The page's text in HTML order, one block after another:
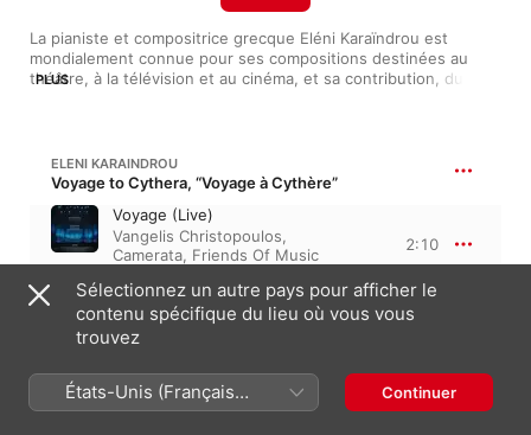
La pianiste et compositrice grecque Eléni Karaïndrou est
mondialement connue pour ses compositions destinées au
théâtre, à la télévision et au cinéma, et sa contribution, durant
les anciennes formes instrumentales et vocales ainsi que la
tradition musicale grecque, avec notamment une utilisation
curiosité, elle multiplie les collaborations au-delà de la sphère
classique — notamment dans le jazz —, assemblant une œuvre
audacieuse et inclassable.
PLUS
ELENI KARAINDROU
Voyage to Cythera, “Voyage à Cythère”
Voyage (Live)
Vangelis Christopoulos,
Camerata, Friends Of Music
2:10
KARAINDROU: TOUS DES OISEAUX
The Wind of War
Argyro Seira,Savina Yannatou
Giorgos Kontoyannis,Camerata
2:51
Sélectionnez un autre pays pour afficher le
contenu spécifique du lieu où vous vous
trouvez
États-Unis (Français
France)
Continuer